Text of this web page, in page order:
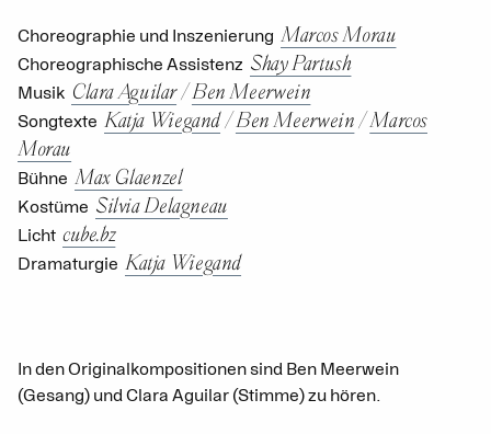
Choreographie und Inszenierung Marcos Morau
Choreographische Assistenz Shay Partush
Musik Clara Aguilar/Ben Meerwein
Songtexte Katja Wiegand/Ben Meerwein /Marcos
Morau
Bühne Max Glaenzel
Kostüme Silvia Delagneau
Licht cube.bz
Dramaturgie Katja Wiegand
In den Originalkompositionen sind Ben Meerwein
(Gesang) und Clara Aguilar (Stimme) zu hören.